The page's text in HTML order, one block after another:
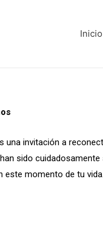
Inicio
una invitación a
sido
este momento de tu vida.